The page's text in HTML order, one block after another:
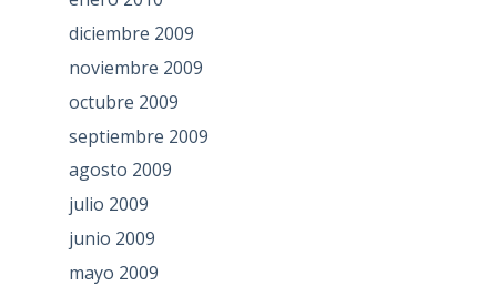
diciembre 2009
noviembre 2009
octubre 2009
septiembre 2009
agosto 2009
julio 2009
junio 2009
mayo 2009